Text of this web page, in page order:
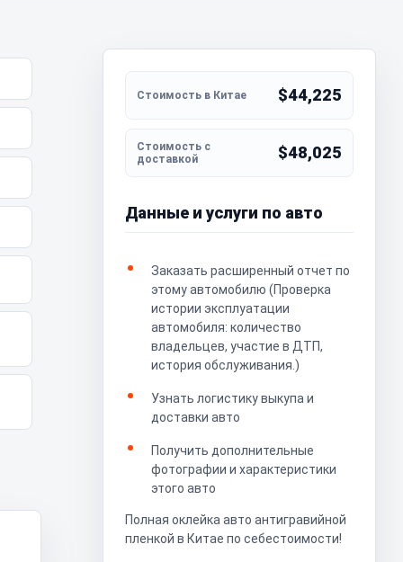
$44,225
$48,025
Данные и услуги по авто
Заказать расширенный отчет по
этому автомобилю (Проверка
истории эксплуатации
автомобиля: количество
владельцев, участие в ДТП,
история обслуживания.)
Узнать логистику выкупа и
доставки авто
Получить дополнительные
фотографии и характеристики
этого авто
Полная оклейка авто антигравийной
пленкой в Китае по себестоимости!